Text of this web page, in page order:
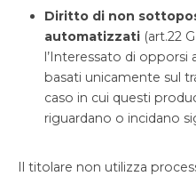
Diritto di non
automatizzati (art.22
l’Interessato di
basati unicamente sul
caso in cui questi
riguardano o incidano
Il titolare non utilizza